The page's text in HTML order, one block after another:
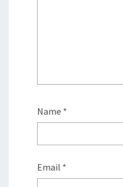
Name *
Email *